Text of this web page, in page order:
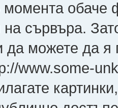
обаче
на сървъра.
да можете да
www.some-